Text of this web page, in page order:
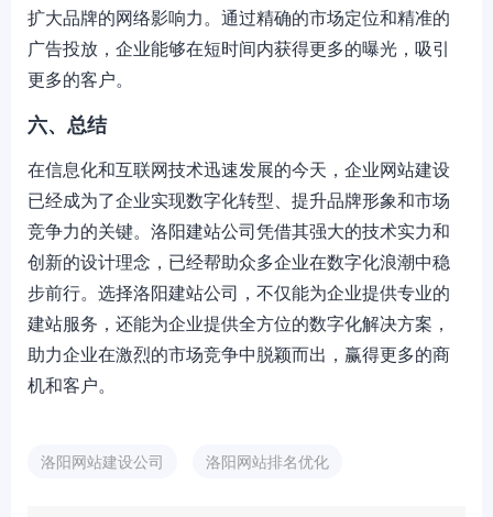
扩大品牌的网络影响力。通过精确的市场定位和精准的
广告投放，企业能够在短时间内获得更多的曝光，吸引
更多的客户。
六、总结
在信息化和互联网技术迅速发展的今天，企业网站建设
已经成为了企业实现数字化转型、提升品牌形象和市场
竞争力的关键。洛阳建站公司凭借其强大的技术实力和
创新的设计理念，已经帮助众多企业在数字化浪潮中稳
步前行。选择洛阳建站公司，不仅能为企业提供专业的
建站服务，还能为企业提供全方位的数字化解决方案，
助力企业在激烈的市场竞争中脱颖而出，赢得更多的商
机和客户。
洛阳网站建设公司 洛阳网站排名优化